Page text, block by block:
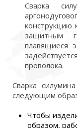
Сварка
конструкцию
защитным
плавящиеся
проволока.
Сварка
следующим
Чтобы
образом,